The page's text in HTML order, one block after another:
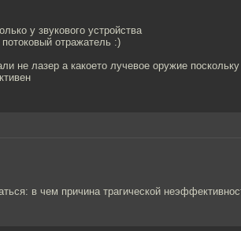
у звукового устройства
отражатель :)
не лазер а какоето лучевое оружие
в чем причина трагической